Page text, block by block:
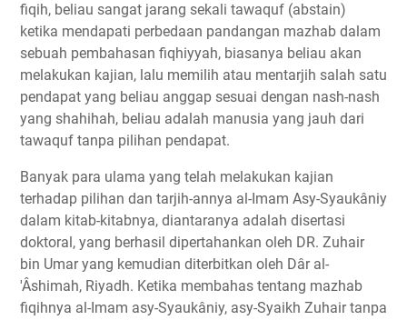
fiqih, beliau sangat jarang sekali tawaquf (abstain)
ketika mendapati perbedaan pandangan mazhab dalam
sebuah pembahasan fiqhiyyah, biasanya beliau akan
melakukan kajian, lalu memilih atau mentarjih salah satu
pendapat yang beliau anggap sesuai dengan nash-nash
yang shahihah, beliau adalah manusia yang jauh dari
tawaquf tanpa pilihan pendapat.
Banyak para ulama yang telah melakukan kajian
terhadap pilihan dan tarjih-annya al-Imam Asy-Syaukâniy
dalam kitab-kitabnya, diantaranya adalah disertasi
doktoral, yang berhasil dipertahankan oleh DR. Zuhair
bin Umar yang kemudian diterbitkan oleh Dâr al-
'Âshimah, Riyadh. Ketika membahas tentang mazhab
fiqihnya al-Imam asy-Syaukâniy, asy-Syaikh Zuhair tanpa